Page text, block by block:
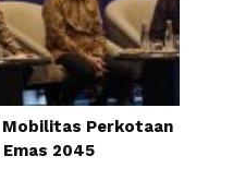
Mobilitas Perkotaan
2045